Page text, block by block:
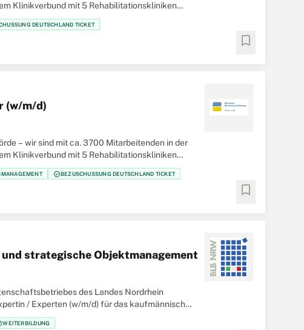
Klinikverbund mit 5 Rehabilitationskliniken
DEUTSCHLAND TICKET
bookmark
(w/m/d)
– wir sind mit ca. 3700 Mitarbeitenden in der
Klinikverbund mit 5 Rehabilitationskliniken
check_circleBEZUSCHUSSUNG DEUTSCHLAND TICKET
bookmark
strategische Objektmanagement
des Landes Nordrhein
/ Experten (w/m/d) für das kaufmännische
WEITERBILDUNG